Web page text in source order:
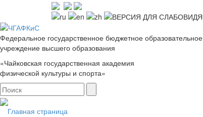
Федеральное государственное бюджетное образовательное
учреждение высшего образования
«Чайковская государственная академия
физической культуры и спорта»
Главная страница